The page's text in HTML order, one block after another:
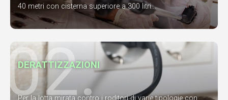
40 metri con cisterna superiore a 300 litri...
02.
DERATTIZZAZIONI
Per la lotta mirata contro i roditori di varie tipologie con